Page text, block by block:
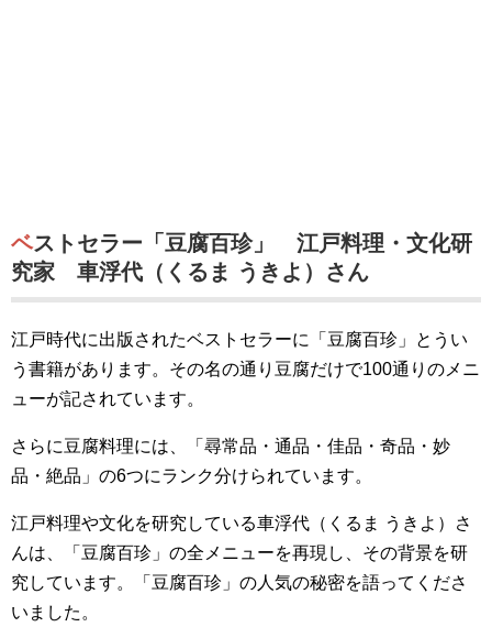
ベストセラー「豆腐百珍」 江戸料理・文化研
究家 車浮代（くるま うきよ）さん
江戸時代に出版されたベストセラーに「豆腐百珍」とうい
う書籍があります。その名の通り豆腐だけで100通りのメニ
ューが記されています。
さらに豆腐料理には、「尋常品・通品・佳品・奇品・妙
品・絶品」の6つにランク分けられています。
江戸料理や文化を研究している車浮代（くるま うきよ）さ
んは、「豆腐百珍」の全メニューを再現し、その背景を研
究しています。「豆腐百珍」の人気の秘密を語ってくださ
いました。